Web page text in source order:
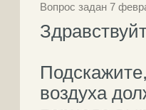
Вопрос задан 7
воздуха